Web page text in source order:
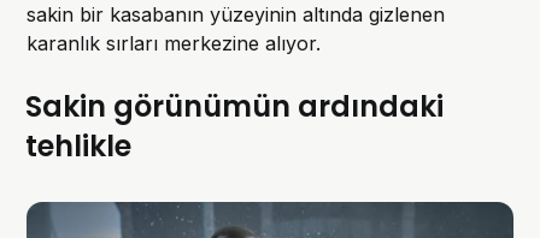
sakin bir kasabanın yüzeyinin altında gizlenen
karanlık sırları merkezine alıyor.
Sakin görünümün ardındaki
tehlikle